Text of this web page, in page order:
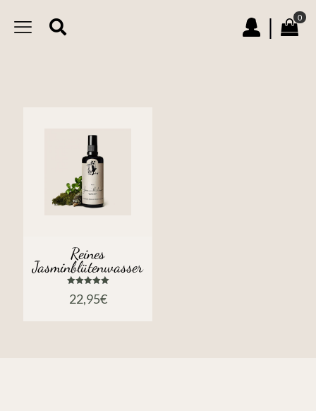
| 0
Reines
Jasminblütenwasser
mit
5.00
22,95€